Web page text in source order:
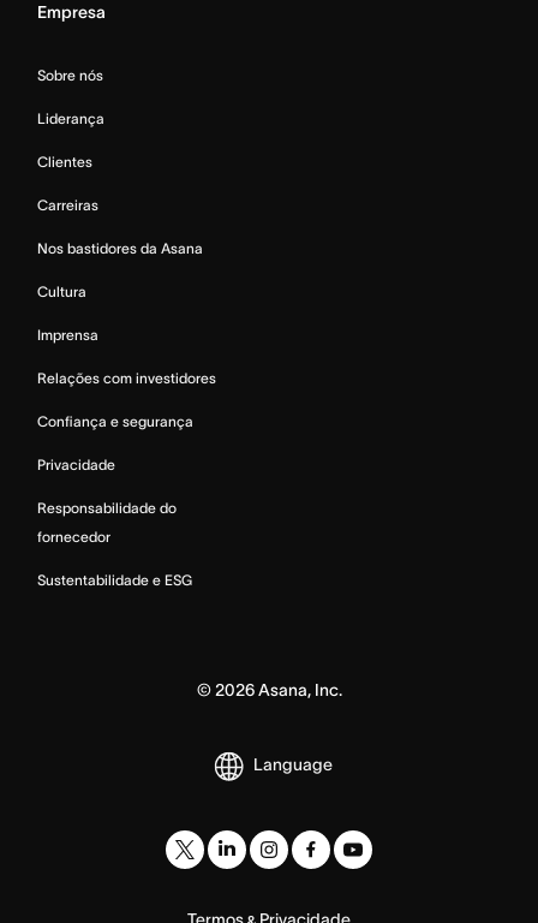
Empresa
Sobre nós
Liderança
Clientes
Carreiras
Nos bastidores da Asana
Cultura
Imprensa
Relações com investidores
Confiança e segurança
Privacidade
Responsabilidade do
fornecedor
Sustentabilidade e ESG
© 2026Asana, Inc.
Language
Termos Privacidade